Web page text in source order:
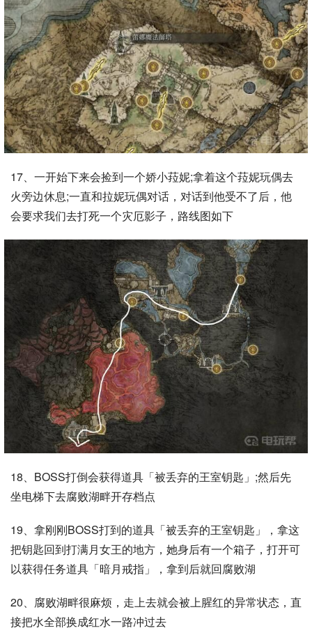
17、一开始下来会捡到一个娇小菈妮;拿着这个菈妮玩偶去
火旁边休息;一直和拉妮玩偶对话，对话到他受不了后，他
会要求我们去打死一个灾厄影子，路线图如下
18、BOSS打倒会获得道具「被丢弃的王室钥匙」;然后先
坐电梯下去腐败湖畔开存档点
19、拿刚刚BOSS打到的道具「被丢弃的王室钥匙」，拿这
把钥匙回到打满月女王的地方，她身后有一个箱子，打开可
以获得任务道具「暗月戒指」，拿到后就回腐败湖
20、腐败湖畔很麻烦，走上去就会被上腥红的异常状态，直
接把水全部换成红水一路冲过去